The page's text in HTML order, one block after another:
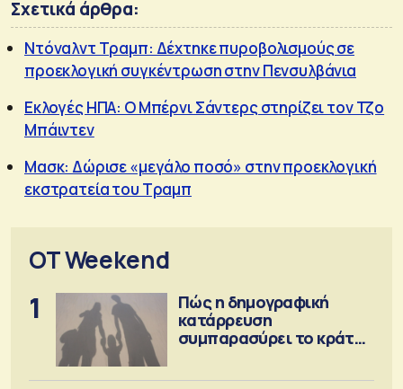
Σχετικά άρθρα:
Ντόναλντ Τραμπ: Δέχτηκε πυροβολισμούς σε
προεκλογική συγκέντρωση στην Πενσυλβάνια
Εκλογές ΗΠΑ: Ο Μπέρνι Σάντερς στηρίζει τον Τζο
Μπάιντεν
Μασκ: Δώρισε «μεγάλο ποσό» στην προεκλογική
εκστρατεία του Τραμπ
OT Weekend
1
Πώς η δημογραφική
κατάρρευση
συμπαρασύρει το κράτος